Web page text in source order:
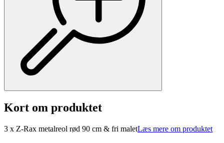
Kort om produktet
3 x Z-Rax metalreol rød 90 cm & fri maletLæs mere om produktet